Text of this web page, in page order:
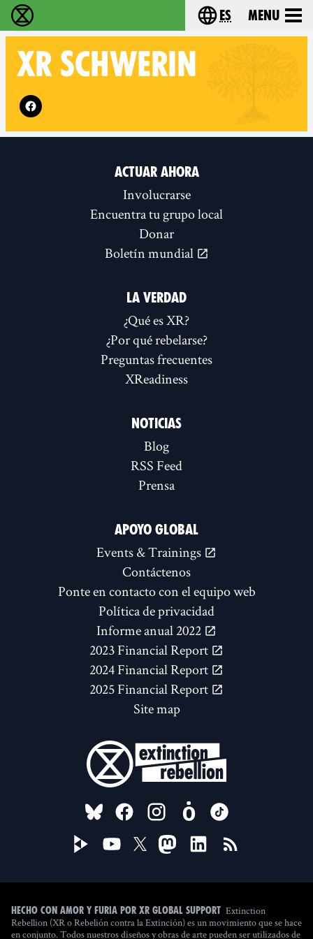
extinction rebellion - Home Choose your
es Menu
XR SCHWERIN
Follow XR Schwerin on
ACTUAR AHORA
Involucrarse
Encuentra tu grupo local
Donar
Boletín mundial
LA VERDAD
¿Qué es XR?
¿Por qué rebelarse?
Preguntas frecuentes
XReadiness
NOTICIAS
Blog
RSS Feed
Prensa
APOYO GLOBAL
Events & Trainings
Contáctenos
Ponte en contacto con el equipo web
Política de privacidad
Informe anual 2022
2023 Financial Report
2024 Financial Report
2025 Financial Report
Site map
FOLLOW US ON
Hecho con amor y furia por XR Global Support Extinction
Rebellion (XR o Rebelión contra la Extinción) es un movimiento que se hace
en conjunto. Todos nuestros diseños y obras de arte pueden ser utilizados de